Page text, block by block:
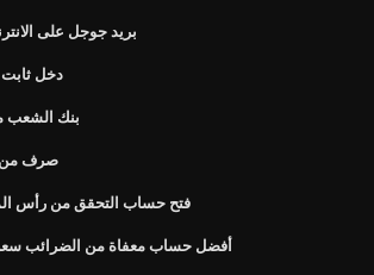
بريد جوجل على
دخل
بنك الشعب
صرف من
فتح حساب التحقق من رأس
أفضل حساب معفاة من الضرائب سعر